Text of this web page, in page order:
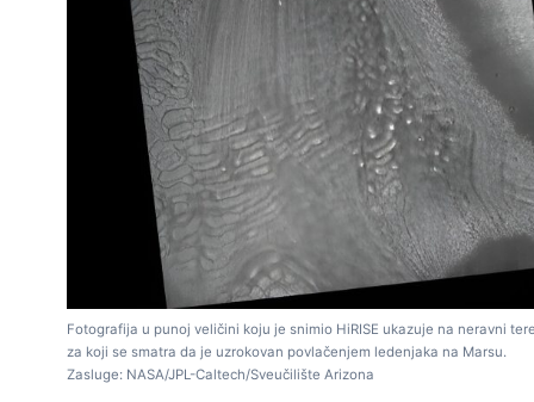
Fotografija u punoj veličini koju je snimio HiRISE ukazuje na neravni
za koji se smatra da je uzrokovan povlačenjem ledenjaka na Marsu.
Zasluge: NASA/JPL-Caltech/Sveučilište Arizona